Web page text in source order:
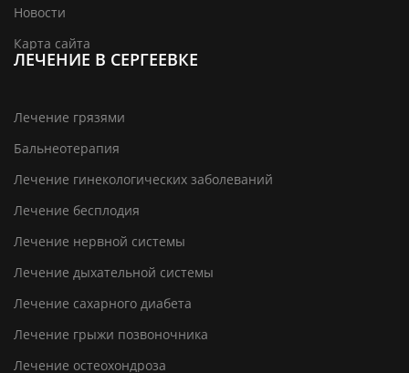
Новости
Карта сайта
ЛЕЧЕНИЕ В СЕРГЕЕВКЕ
Лечение грязями
Бальнеотерапия
Лечение гинекологических заболеваний
Лечение бесплодия
Лечение нервной системы
Лечение дыхательной системы
Лечение сахарного диабета
Лечение грыжи позвоночника
Лечение остеохондроза